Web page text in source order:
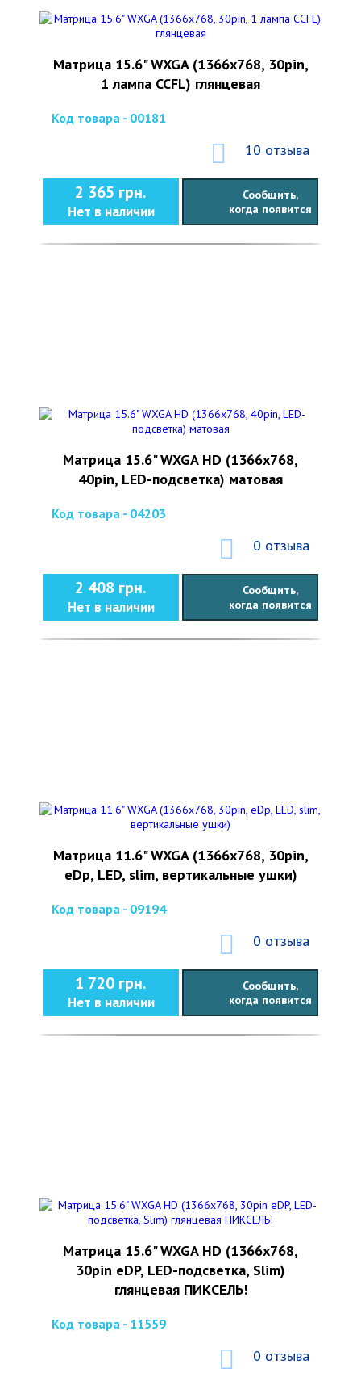
Матрица 15.6" WXGA (1366x768, 30pin,
1 лампа CCFL) глянцевая
Код товара - 00181
10 отзыва
2 365 грн.
Нет в наличии
Сообщить,
когда появится
Матрица 15.6" WXGA HD (1366x768,
40pin, LED-подсветка) матовая
Код товара - 04203
0 отзыва
2 408 грн.
Нет в наличии
Сообщить,
когда появится
Матрица 11.6" WXGA (1366x768, 30pin,
eDp, LED, slim, вертикальные ушки)
Код товара - 09194
0 отзыва
1 720 грн.
Нет в наличии
Сообщить,
когда появится
Матрица 15.6" WXGA HD (1366x768,
30pin eDP, LED-подсветка, Slim)
глянцевая ПИКСЕЛЬ!
Код товара - 11559
0 отзыва